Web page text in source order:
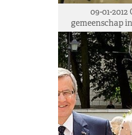
09-01-
gemeenschap